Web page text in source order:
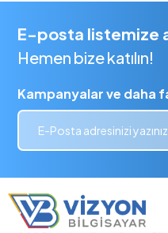
E-posta listemize
Hemen bize katılın!
Kampanyalar ve daha